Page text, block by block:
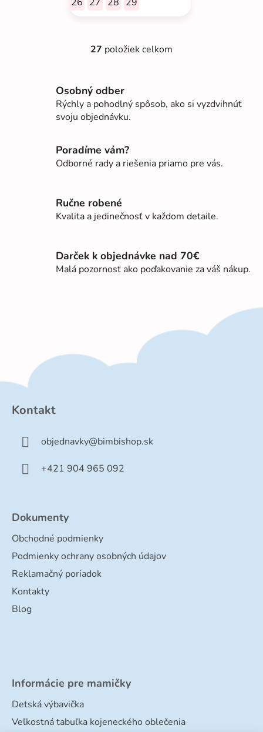
O
d
e
p
y
ý
p
i
27 položiek celkom
Osobný odber
Rýchly a pohodlný spôsob, ako si vyzdvihnúť
svoju objednávku.
Poradíme vám?
Odborné rady a riešenia priamo pre vás.
Ručne robené
Kvalita a jedinečnosť v každom detaile.
Darček k objednávke nad 70€
Malá pozornosť ako poďakovanie za váš nákup.
Kontakt
objednavky@bimbishop.sk
+421 904 965 092
Dokumenty
Obchodné podmienky
Podmienky ochrany osobných údajov
Reklamačný poriadok
Kontakty
Blog
Informácie pre mamičky
Detská výbavička
Veľkostná tabuľka kojeneckého oblečenia